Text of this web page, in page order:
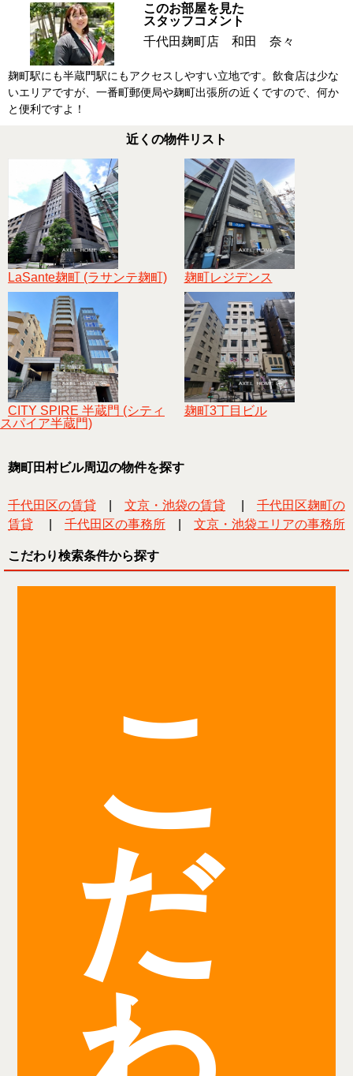
このお部屋を見た
スタッフコメント
千代田麹町店 和田 奈々
麹町駅にも半蔵門駅にもアクセスしやすい立地です。飲食店は少な
いエリアですが、一番町郵便局や麹町出張所の近くですので、何か
と便利ですよ！
近くの物件リスト
LaSante麹町 (ラサンテ麹町) 麹町レジデンス
CITY SPIRE 半蔵門 (シティ
スパイア半蔵門)
麹町3丁目ビル
麹町田村ビル周辺の物件を探す
千代田区の賃貸 文京・池袋の賃貸
千代田区麹町の
賃貸
千代田区の事務所 文京・池袋エリアの事務所
こだわり検索条件から探す
こ
だ